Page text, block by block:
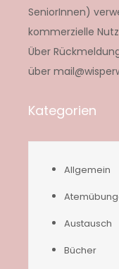
SeniorInnen)
kommerzielle
Über
über
Kategorien
Allgemein
Austausch
Bücher